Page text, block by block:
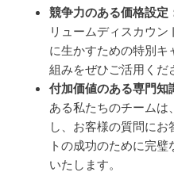
競争力のある価格設定
リュームディスカウ
に生かすための特別キ
組みをぜひご活用くだ
付加価値のある専門知
ある私たちのチーム
し、お客様の質問に
トの成功のために完
いたします。